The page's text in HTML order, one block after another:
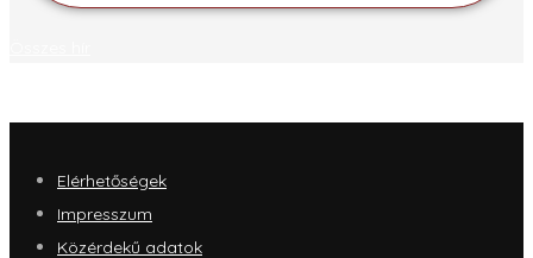
Elérhetőségek
Impresszum
Közérdekű adatok